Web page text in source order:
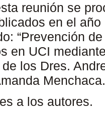
reunión se
en el
“Prevención
en UCI
de los Dres.
a los autores.